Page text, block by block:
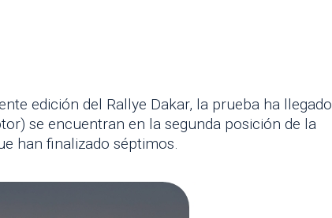
edición del Rallye Dakar, la prueba ha llegado
se encuentran en la segunda posición de la
han finalizado séptimos.